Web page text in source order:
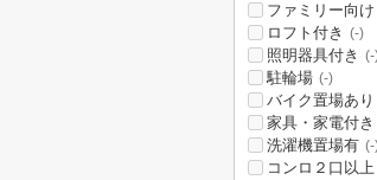
ファミリー向け
ロフト付き (-)
照明器具付き (-
駐輪場 (-)
バイク置場あり
家具・家電付き
洗濯機置場有 (-
コンロ２口以上